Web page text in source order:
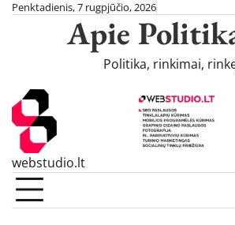
SkipPenktadienis, 7 rugpjūčio, 2026
Apie
Politika, rinkimai,
webstudio.lt